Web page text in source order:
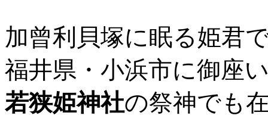
加曾利貝塚に眠る姫君
福井県・小浜市に御座
若狭姫神社の祭神でも